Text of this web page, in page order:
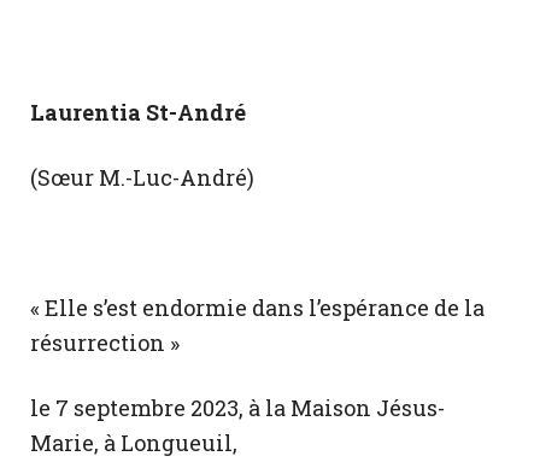
Laurentia St-André
(Sœur M.-Luc-André)
« Elle s’est endormie dans l’espérance de la
résurrection »
le 7 septembre 2023, à la Maison Jésus-
Marie, à Longueuil,